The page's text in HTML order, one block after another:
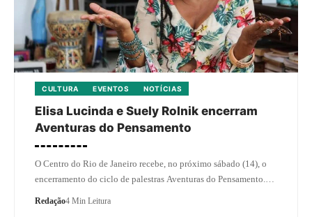
CULTURA EVENTOS NOTÍCIAS
Elisa Lucinda e Suely Rolnik encerram
Aventuras do Pensamento
O Centro do Rio de Janeiro recebe, no próximo sábado (14), o
encerramento do ciclo de palestras Aventuras do Pensamento.…
Redação4 Min Leitura